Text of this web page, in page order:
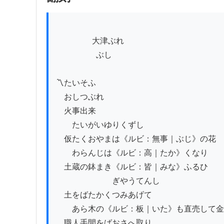
ぶし
〽たいそふ
おしつぶれ
火事出来
たいがいゆりくずし
仮たくおやまは《ルビ：無事｜ぶじ》の花
わらんじは《ルビ：高｜たか》くなり
土蔵の鉢まき《ルビ：皆｜みな》ふるひ
ぎやうてんし
土をばたかくつみあげて
あら木の《ルビ：板｜いた》も直売して